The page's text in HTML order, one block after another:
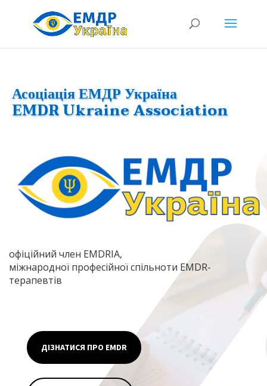
Асоціація ЕМДР Україна
EMDR Ukraine Association
офіційний член EMDRIA,
міжнародної професійної спільноти EMDR-
терапевтів
ДІЗНАТИСЯ ПРО EMDR